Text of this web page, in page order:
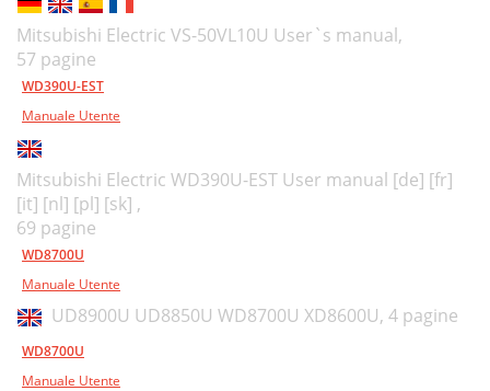
Mitsubishi Electric VS-50VL10U User`s manual,
57 pagine
WD390U-EST
Manuale Utente
Mitsubishi Electric WD390U-EST User manual [de] [fr]
[it] [nl] [pl] [sk] ,
69 pagine
WD8700U
Manuale Utente
UD8900U UD8850U WD8700U XD8600U, 4 pagine
WD8700U
Manuale Utente